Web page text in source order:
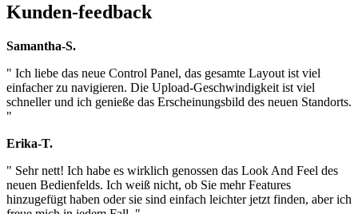
Kunden-feedback
Samantha-S.
" Ich liebe das neue Control Panel, das gesamte Layout ist viel
einfacher zu navigieren. Die Upload-Geschwindigkeit ist viel
schneller und ich genieße das Erscheinungsbild des neuen Standorts.
"
Erika-T.
" Sehr nett! Ich habe es wirklich genossen das Look And Feel des
neuen Bedienfelds. Ich weiß nicht, ob Sie mehr Features
hinzugefügt haben oder sie sind einfach leichter jetzt finden, aber ich